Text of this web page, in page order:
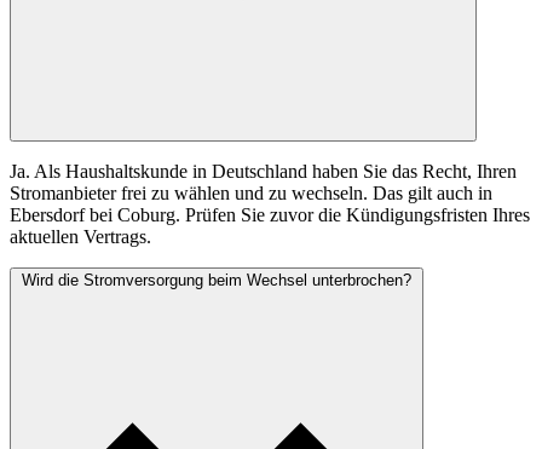
Ja. Als Haushaltskunde in Deutschland haben Sie das Recht, Ihren
Stromanbieter frei zu wählen und zu wechseln. Das gilt auch in
Ebersdorf bei Coburg. Prüfen Sie zuvor die Kündigungsfristen Ihres
aktuellen Vertrags.
Wird die Stromversorgung beim Wechsel unterbrochen?